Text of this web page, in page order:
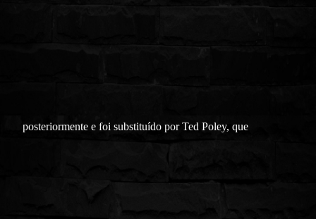
posteriormente e foi substituído por Ted Poley, que